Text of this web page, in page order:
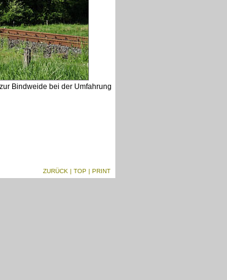
Bindweide bei der Umfahrung
ZURÜCK | TOP | PRINT